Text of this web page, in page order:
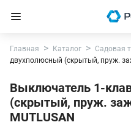
Главная Каталог Садовая
двухполюсный (скрытый, пруж.
Выключатель 1-
(скрытый, пруж.
MUTLUSAN